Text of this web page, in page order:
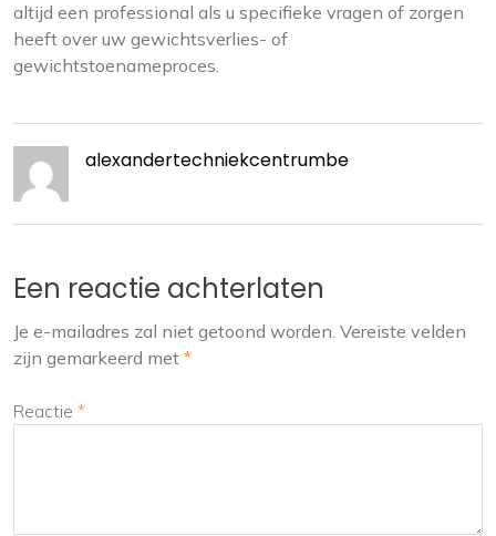
altijd een professional als u specifieke vragen of zorgen
heeft over uw gewichtsverlies- of
gewichtstoenameproces.
alexandertechniekcentrumbe
Een reactie achterlaten
Je e-mailadres zal niet getoond worden. Vereiste velden
zijn gemarkeerd met *
Reactie *